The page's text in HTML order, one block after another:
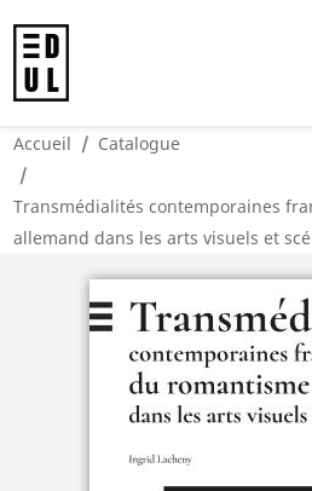
Accueil Catalogue
Transmédialités contemporaines
allemand dans les arts visuels et